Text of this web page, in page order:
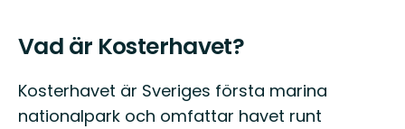
Vad är Kosterhavet?
Kosterhavet är Sveriges första marina
nationalpark och omfattar havet runt